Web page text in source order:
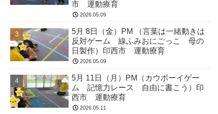
市 運動療育
2026.05.09
5月 8日（金）PM （言葉は一緒動きは
反対ゲーム 線ふみおにごっこ 母の
日製作）印西市 運動療育
2026.05.09
5月 11日（月）PM（カウボーイゲー
ム 記憶力レース 自由に書こう）印
西市 運動療育
2026.05.11